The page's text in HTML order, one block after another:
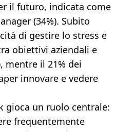
il futuro, indicata come
(34%). Subito
di gestire lo stress e
obiettivi aziendali e
mentre il 21% dei
innovare e vedere
gioca un ruolo centrale:
frequentemente